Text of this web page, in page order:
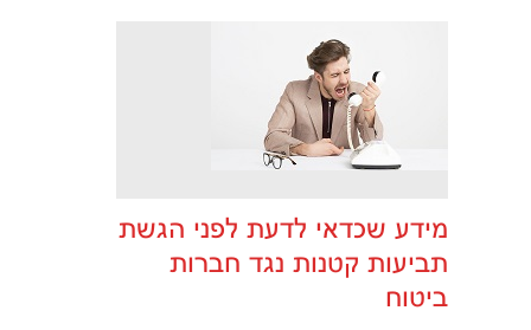
מידע שכדאי לדעת לפני הגשת
תביעות קטנות נגד חברות
ביטוח